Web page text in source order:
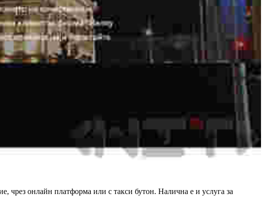
чрез онлайн платформа или с такси бутон. Налична е и услуга за